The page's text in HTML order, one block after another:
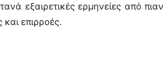
εξαιρετικές ερμηνείες από
και επιρροές.